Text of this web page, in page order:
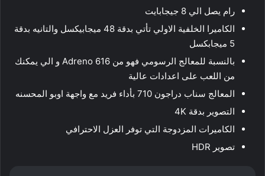
رام يصل الي 8 جيجابايت
الكاميرا الخلفية الاولي تأتي بدقة 48 ميجابيكسل والتانيه بدقة
5 ميجابكسل
بالنسبة للمعالج الرسومي فهو من Adreno 616 و الي يمكنك
من اللعب على اعدادات عالية
المعالج سناب دراجون 710 بأداء فريد مع واجهة اوبو المحسنه
التصوير بدقة 4K
الكاميرات المزدوجة التي توفر العزل الاحترافي
تصوير HDR